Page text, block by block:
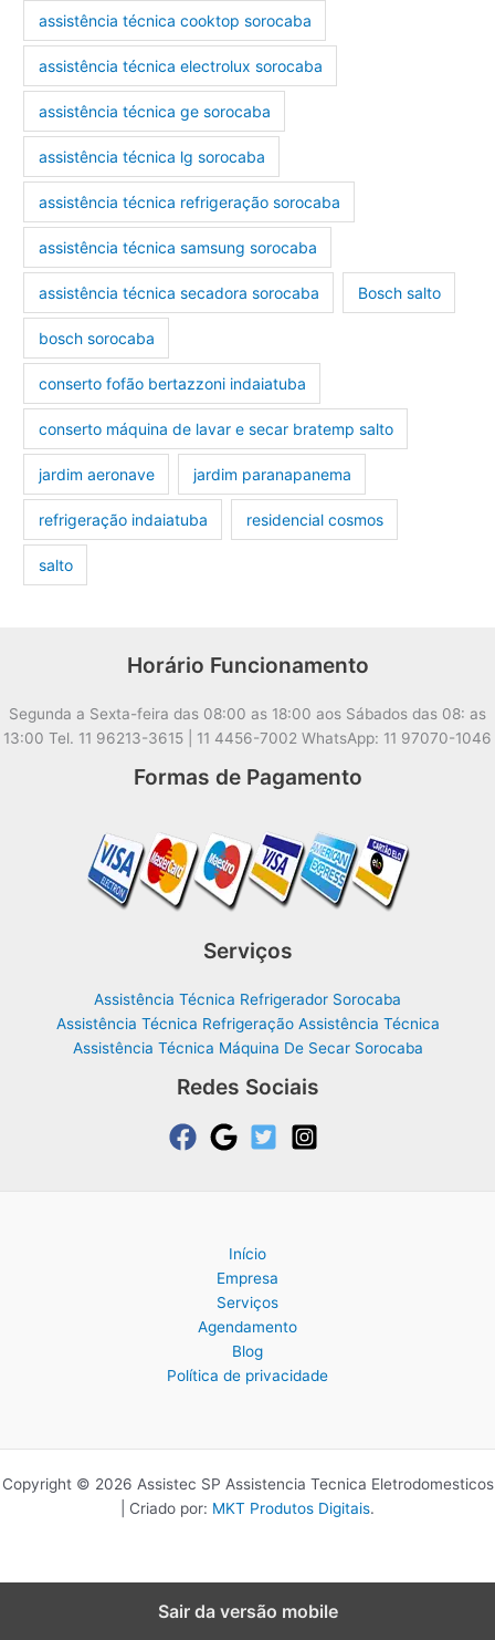
assistência técnica cooktop sorocaba
assistência técnica electrolux sorocaba
assistência técnica ge sorocaba
assistência técnica lg sorocaba
assistência técnica refrigeração sorocaba
assistência técnica samsung sorocaba
assistência técnica secadora sorocaba Bosch salto
bosch sorocaba
conserto fofão bertazzoni indaiatuba
conserto máquina de lavar e secar bratemp salto
jardim aeronave jardim paranapanema
refrigeração indaiatuba residencial cosmos
salto
Horário Funcionamento
Segunda a Sexta-feira das 08:00 as 18:00 aos Sábados das 08: as
13:00 Tel. 11 96213-3615 | 11 4456-7002 WhatsApp: 11 97070-1046
Formas de Pagamento
Serviços
Assistência Técnica Refrigerador Sorocaba
Assistência Técnica Refrigeração Assistência Técnica
Assistência Técnica Máquina De Secar Sorocaba
Redes Sociais
Início
Empresa
Serviços
Agendamento
Blog
Política de privacidade
Copyright © 2026 Assistec SP Assistencia Tecnica Eletrodomesticos
| Criado por: MKT Produtos Digitais.
Sair da versão mobile